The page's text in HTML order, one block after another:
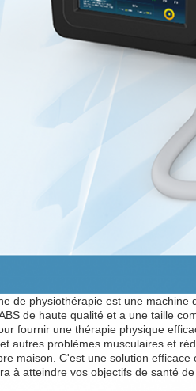
de physiothérapie est une
de haute qualité et a une taille
fournir une thérapie physique
autres problèmes musculaires.et
maison. C'est une solution
à atteindre vos objectifs de santé de